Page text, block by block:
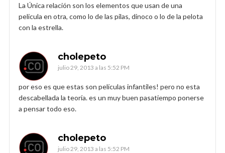
La Única relación son los elementos que usan de una
pelicula en otra, como lo de las pilas, dinoco o lo de la pelota
con la estrella.
cholepeto
julio 29, 2013 a las 5:52 PM
por eso es que estas son películas infantiles! pero no esta
descabellada la teoría. es un muy buen pasatiempo ponerse
a pensar todo eso.
cholepeto
julio 29, 2013 a las 5:52 PM